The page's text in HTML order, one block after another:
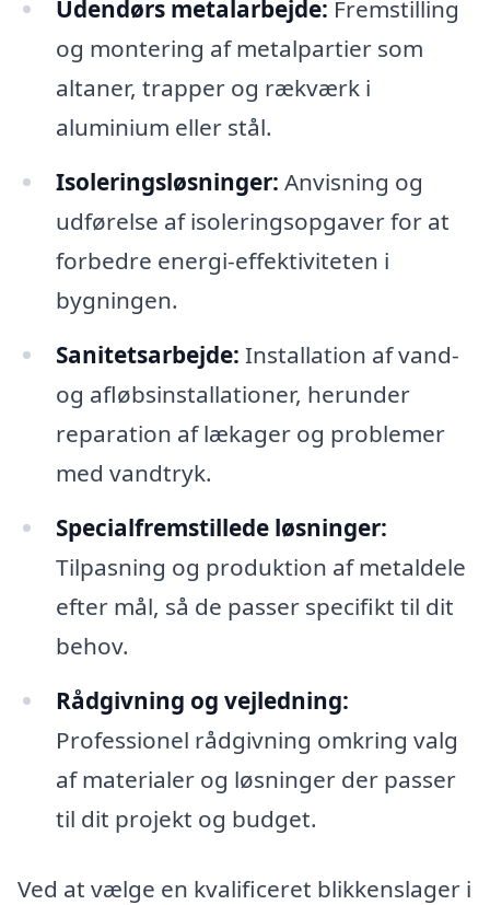
Udendørs metalarbejde: Fremstilling
og montering af metalpartier som
altaner, trapper og rækværk i
aluminium eller stål.
Isoleringsløsninger: Anvisning og
udførelse af isoleringsopgaver for at
forbedre energi-effektiviteten i
bygningen.
Sanitetsarbejde: Installation af vand-
og afløbsinstallationer, herunder
reparation af lækager og problemer
med vandtryk.
Specialfremstillede løsninger:
Tilpasning og produktion af metaldele
efter mål, så de passer specifikt til dit
behov.
Rådgivning og vejledning:
Professionel rådgivning omkring valg
af materialer og løsninger der passer
til dit projekt og budget.
Ved at vælge en kvalificeret blikkenslager i